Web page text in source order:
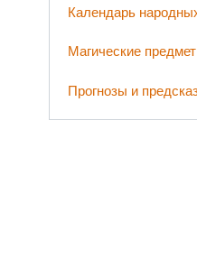
Календарь
Магические
Прогнозы и